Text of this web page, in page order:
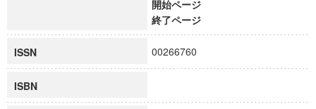
開始ページ
終了ページ
ISSN 00266760
ISBN